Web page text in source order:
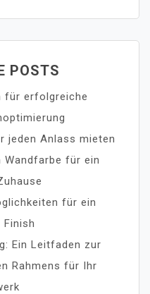
POSTS
für erfolgreiche
jeden Anlass mieten
Wandfarbe für ein
für ein
Ein Leitfaden zur
Rahmens für Ihr